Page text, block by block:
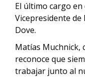
El último cargo
Vicepresidente
Dove.
Matías Muchnick,
reconoce que
trabajar junto al